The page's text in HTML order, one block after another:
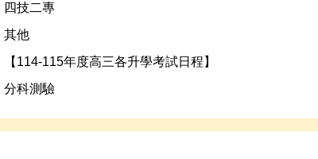
四技二專
其他
【114-115年度高三各升學考試日程】
分科測驗